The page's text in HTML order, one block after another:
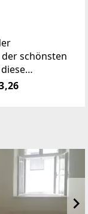
schönsten
bietet